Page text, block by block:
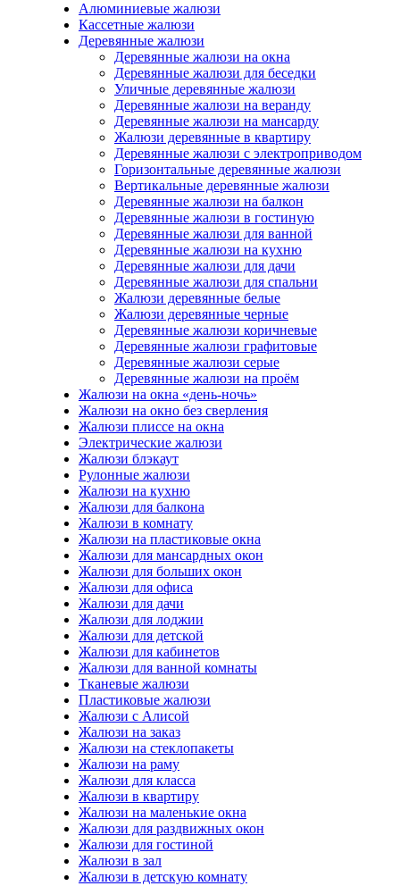
Алюминиевые жалюзи
Кассетные жалюзи
Деревянные жалюзи
Деревянные жалюзи на окна
Деревянные жалюзи для беседки
Уличные деревянные жалюзи
Деревянные жалюзи на веранду
Деревянные жалюзи на мансарду
Жалюзи деревянные в квартиру
Деревянные жалюзи с электроприводом
Горизонтальные деревянные жалюзи
Вертикальные деревянные жалюзи
Деревянные жалюзи на балкон
Деревянные жалюзи в гостиную
Деревянные жалюзи для ванной
Деревянные жалюзи на кухню
Деревянные жалюзи для дачи
Деревянные жалюзи для спальни
Жалюзи деревянные белые
Жалюзи деревянные черные
Деревянные жалюзи коричневые
Деревянные жалюзи графитовые
Деревянные жалюзи серые
Деревянные жалюзи на проём
Жалюзи на окна «день-ночь»
Жалюзи на окно без сверления
Жалюзи плиссе на окна
Электрические жалюзи
Жалюзи блэкаут
Рулонные жалюзи
Жалюзи на кухню
Жалюзи для балкона
Жалюзи в комнату
Жалюзи на пластиковые окна
Жалюзи для мансардных окон
Жалюзи для больших окон
Жалюзи для офиса
Жалюзи для дачи
Жалюзи для лоджии
Жалюзи для детской
Жалюзи для кабинетов
Жалюзи для ванной комнаты
Тканевые жалюзи
Пластиковые жалюзи
Жалюзи с Алисой
Жалюзи на заказ
Жалюзи на стеклопакеты
Жалюзи на раму
Жалюзи для класса
Жалюзи в квартиру
Жалюзи на маленькие окна
Жалюзи для раздвижных окон
Жалюзи для гостиной
Жалюзи в зал
Жалюзи в детскую комнату